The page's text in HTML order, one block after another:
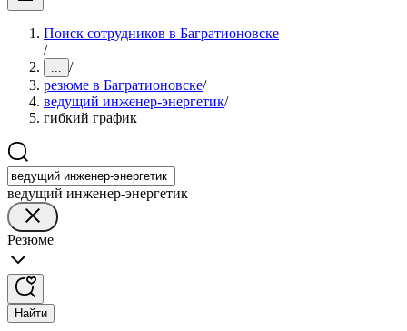
Поиск сотрудников в Багратионовске
/
... /
резюме в Багратионовске/
ведущий инженер-энергетик/
гибкий график
ведущий инженер-энергетик
Резюме
Найти